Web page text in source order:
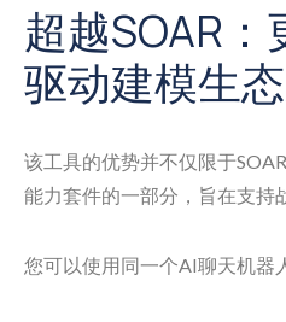
超越SOAR：
驱动建模生
该工具的优势并不仅限于
能力套件的一部分，旨在支持
您可以使用同一个AI聊天机器